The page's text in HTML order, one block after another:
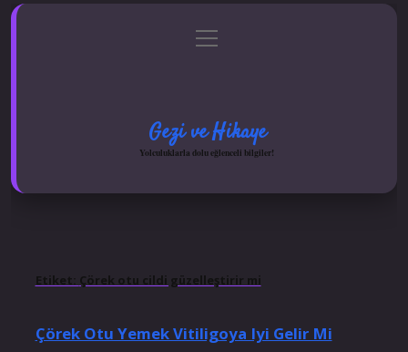
Gizlilik Politikası
menüyü
aç
Gezi ve Hikaye
Yolculuklarla dolu eğlenceli bilgiler!
Etiket: Çörek otu cildi güzelleştirir mi
Çörek Otu Yemek Vitiligoya Iyi Gelir Mi